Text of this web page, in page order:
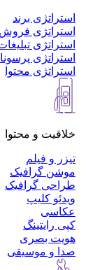
استراتژی برند
استراتژی فروش
استراتژی
استراتژی
استراتژی محتوا
خلاقیت و محتوا
تیزر و فیلم
موشن گرافیک
طراحی گرافیک
ویدئو کلیپ
عکاسی
کپی رایتینگ
هویت بصری
صدا و موسیقی